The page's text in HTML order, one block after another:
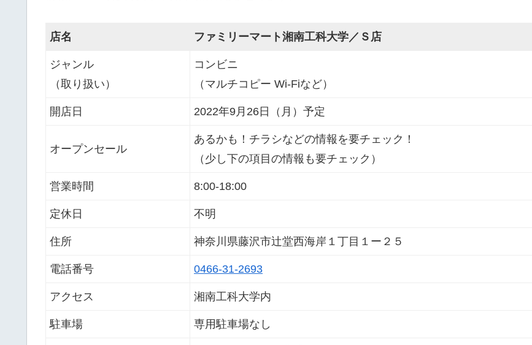
店名 ファミリーマート湘南工科大学／Ｓ店
ジャンル
（取り扱い）
コンビニ
（マルチコピー Wi-Fiなど）
開店日 2022年9月26日（月）予定
オープンセール
あるかも！チラシなどの情報を要チェック！
（少し下の項目の情報も要チェック）
営業時間 8:00-18:00
定休日 不明
住所 神奈川県藤沢市辻堂西海岸１丁目１ー２５
電話番号 0466-31-2693
アクセス 湘南工科大学内
駐車場 専用駐車場なし